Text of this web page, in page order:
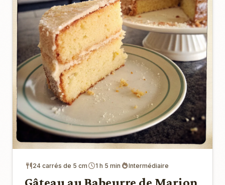
24 carrés de 5 cm 1 h 5 min Intermédiaire